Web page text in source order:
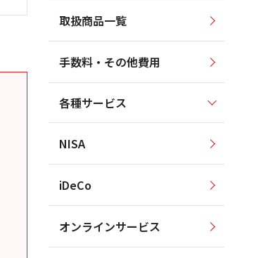
取扱商品一覧
手数料・その他費用
各種サービス
NISA
iDeCo
オンラインサービス